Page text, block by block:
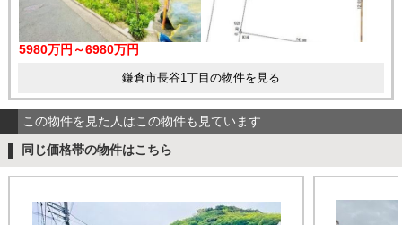
5980万円～6980万円
鎌倉市長谷1丁目の物件を見る
この物件を見た人はこの物件も見ています
同じ価格帯の物件はこちら